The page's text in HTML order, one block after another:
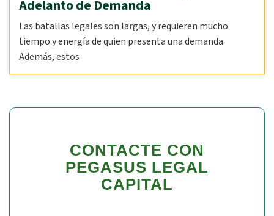
Adelanto de Demanda
Las batallas legales son largas, y requieren mucho
tiempo y energía de quien presenta una demanda.
Además, estos
CONTACTE CON
PEGASUS LEGAL
CAPITAL